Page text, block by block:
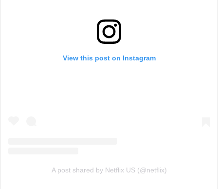
View this post on Instagram
A post shared by Netflix US (@netflix)